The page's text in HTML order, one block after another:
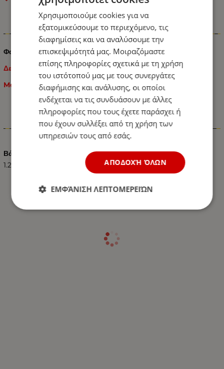
Πληροφορίες
Φανάρι Πίσω Δεξί για Mercedes Sprinter 2006 - 2014
Δεξί
Mercedes Sprinter 2006 - 2014
Χαρακτηριστικά
Βάρος (kg.)
1.20
Χρησιμοποιούμε cookies για να
εξατομικεύσουμε το περιεχόμενο, τις
διαφημίσεις και να αναλύσουμε την
επισκεψιμότητά μας. Μοιραζόμαστε
επίσης πληροφορίες σχετικά με τη χρήση
του ιστότοπού μας με τους συνεργάτες
διαφήμισης και ανάλυσης, οι οποίοι
ενδέχεται να τις συνδυάσουν με άλλες
πληροφορίες που τους έχετε παράσχει ή
που έχουν συλλέξει από τη χρήση των
υπηρεσιών τους από εσάς.
ΑΠΟΔΟΧΉ ΌΛΩΝ
ΕΜΦΆΝΙΣΗ ΛΕΠΤΟΜΕΡΕΙΏΝ